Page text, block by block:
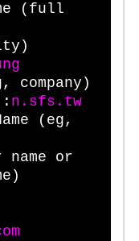
(full
company)
n.sfs.tw
(eg,
name or